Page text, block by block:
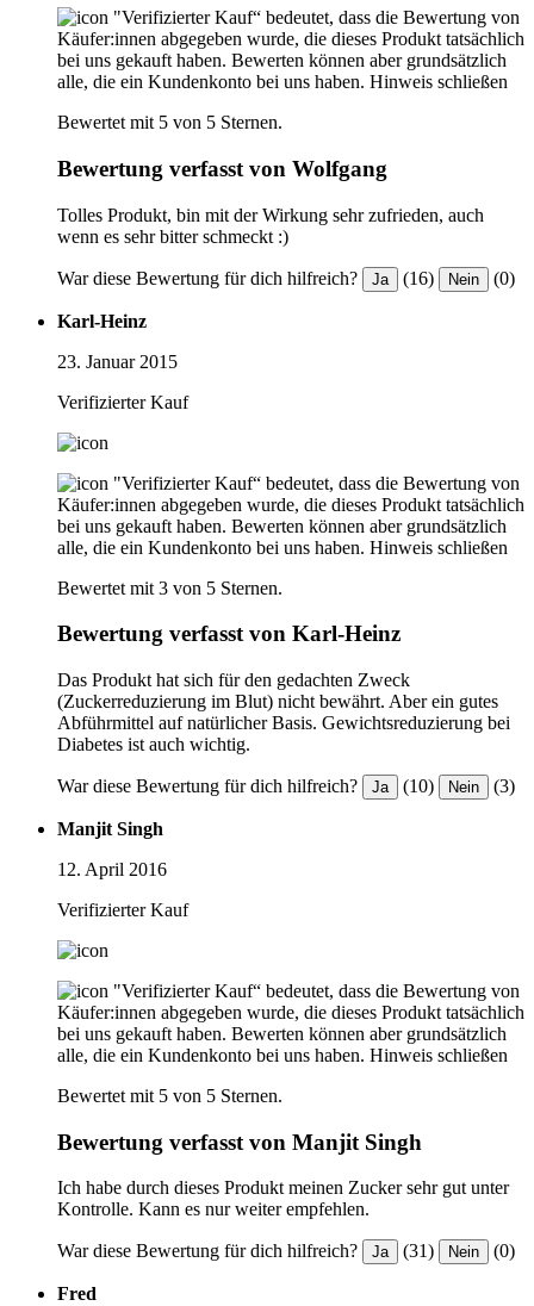
"Verifizierter Kauf“ bedeutet, dass die Bewertung von
Käufer:innen abgegeben wurde, die dieses Produkt tatsächlich
bei uns gekauft haben. Bewerten können aber grundsätzlich
alle, die ein Kundenkonto bei uns haben. Hinweis schließen
Bewertet mit 5 von 5 Sternen.
Bewertung verfasst von Wolfgang
Tolles Produkt, bin mit der Wirkung sehr zufrieden, auch
wenn es sehr bitter schmeckt :)
War diese Bewertung für dich hilfreich? Ja (16) Nein (0)
Karl-Heinz
23. Januar 2015
Verifizierter Kauf
"Verifizierter Kauf“ bedeutet, dass die Bewertung von
Käufer:innen abgegeben wurde, die dieses Produkt tatsächlich
bei uns gekauft haben. Bewerten können aber grundsätzlich
alle, die ein Kundenkonto bei uns haben. Hinweis schließen
Bewertet mit 3 von 5 Sternen.
Bewertung verfasst von Karl-Heinz
Das Produkt hat sich für den gedachten Zweck
(Zuckerreduzierung im Blut) nicht bewährt. Aber ein gutes
Abführmittel auf natürlicher Basis. Gewichtsreduzierung bei
Diabetes ist auch wichtig.
War diese Bewertung für dich hilfreich? Ja (10) Nein (3)
Manjit Singh
12. April 2016
Verifizierter Kauf
"Verifizierter Kauf“ bedeutet, dass die Bewertung von
Käufer:innen abgegeben wurde, die dieses Produkt tatsächlich
bei uns gekauft haben. Bewerten können aber grundsätzlich
alle, die ein Kundenkonto bei uns haben. Hinweis schließen
Bewertet mit 5 von 5 Sternen.
Bewertung verfasst von Manjit Singh
Ich habe durch dieses Produkt meinen Zucker sehr gut unter
Kontrolle. Kann es nur weiter empfehlen.
War diese Bewertung für dich hilfreich? Ja (31) Nein (0)
Fred